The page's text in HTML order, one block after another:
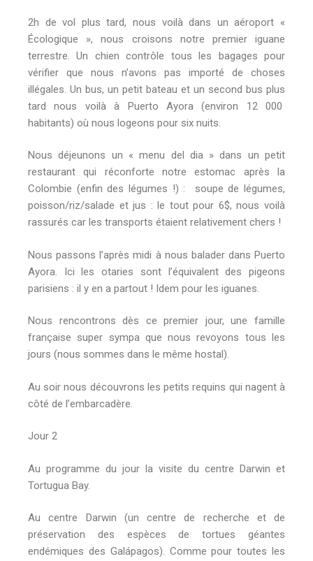
2h de vol plus tard, nous voilà dans un aéroport «
Écologique », nous croisons notre premier iguane
terrestre. Un chien contrôle tous les bagages pour
vérifier que nous n’avons pas importé de choses
illégales. Un bus, un petit bateau et un second bus plus
tard nous voilà à Puerto Ayora (environ 12 000
habitants) où nous logeons pour six nuits.
Nous déjeunons un « menu del dia » dans un petit
restaurant qui réconforte notre estomac après la
Colombie (enfin des légumes !) : soupe de légumes,
poisson/riz/salade et jus : le tout pour 6$, nous voilà
rassurés car les transports étaient relativement chers !
Nous passons l’après midi à nous balader dans Puerto
Ayora. Ici les otaries sont l’équivalent des pigeons
parisiens : il y en a partout ! Idem pour les iguanes.
Nous rencontrons dès ce premier jour, une famille
française super sympa que nous revoyons tous les
jours (nous sommes dans le même hostal).
Au soir nous découvrons les petits requins qui nagent à
côté de l’embarcadère.
Jour 2
Au programme du jour la visite du centre Darwin et
Tortugua Bay.
Au centre Darwin (un centre de recherche et de
préservation des espèces de tortues géantes
endémiques des Galápagos). Comme pour toutes les